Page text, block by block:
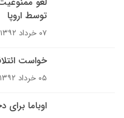
توسط اروپا
۰۷ خرداد ۱۳۹۲
خواست‌
۰۵ خرداد ۱۳۹۲
اوباما